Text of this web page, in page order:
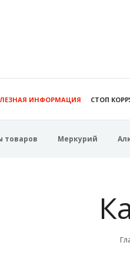
ИНФОРМАЦИЯ СТОП
товаров Меркурий